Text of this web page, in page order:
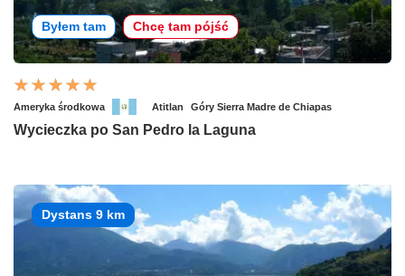
Byłem tam Chcę tam pójść
Ameryka środkowa Atitlan Góry Sierra Madre de Chiapas
Wycieczka po San Pedro la Laguna
Dystans 9 km